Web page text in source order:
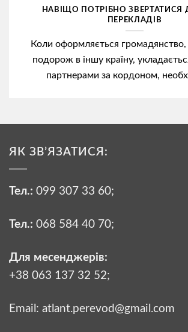
НАВІЩО ПОТРІБНО
ПЕРЕКЛАДІВ
Коли оформляється громадянство,
подорож в іншу країну,
партнерами за кордоном,
ЯК ЗВ’ЯЗАТИСЯ:
Тел.: 099 307 33 60;
Тел.: 068 584 40 70;
Для месенджерів:
+38 063 137 32 52;
Email: atlant.perevod@gmail.com